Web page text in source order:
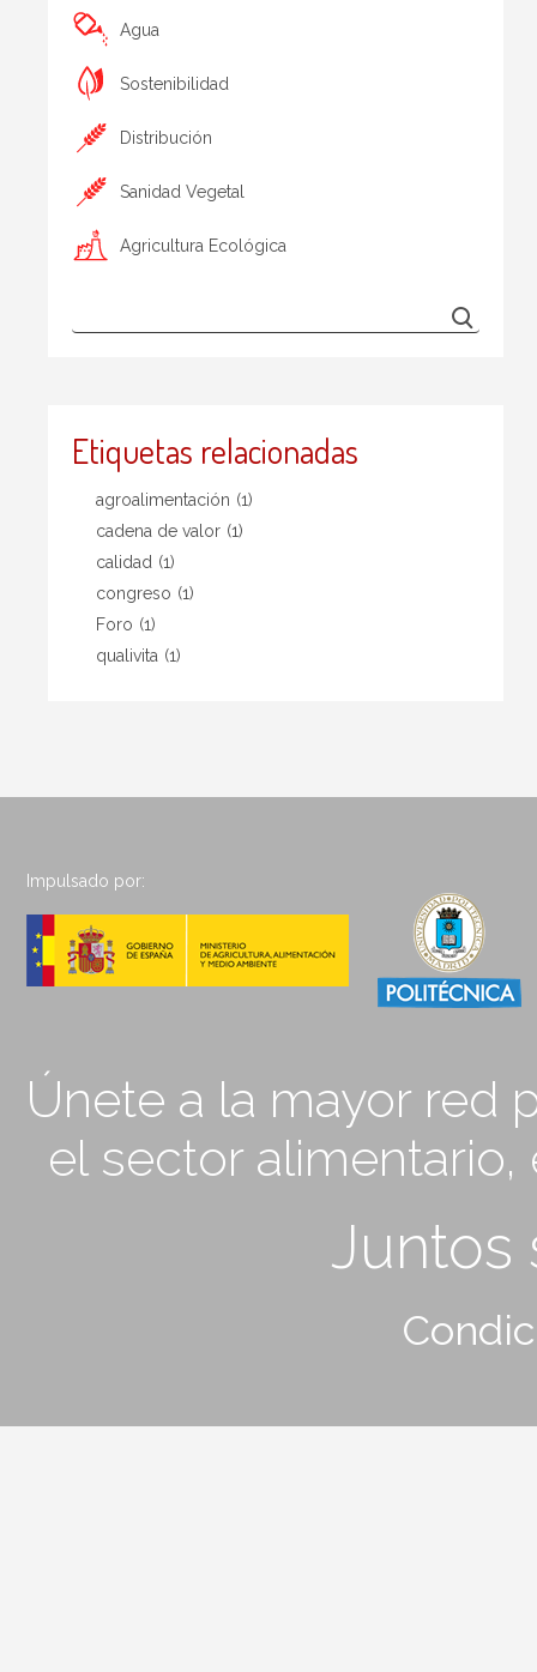
Agua
Sostenibilidad
Distribución
Sanidad Vegetal
Agricultura Ecológica
Etiquetas relacionadas
agroalimentación (1)
cadena de valor (1)
calidad (1)
congreso (1)
Foro (1)
qualivita (1)
Impulsado por:
Únete a la mayor red
el sector
Juntos